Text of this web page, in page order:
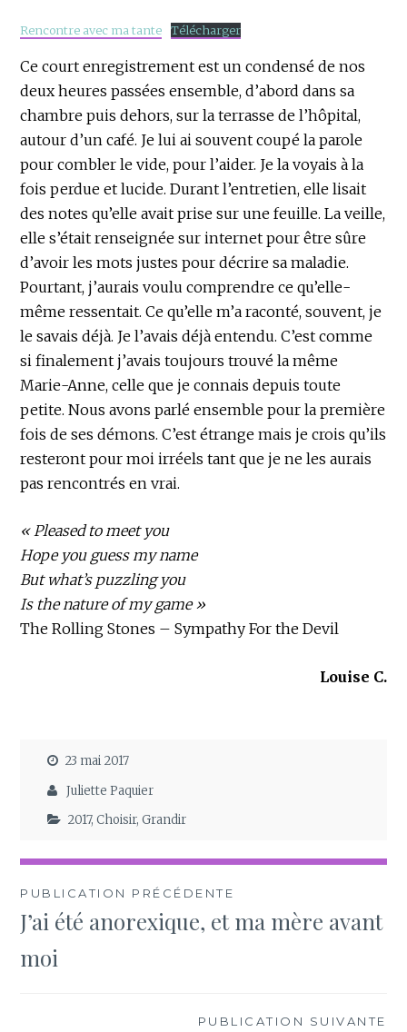
Rencontre avec ma tante Télécharger
Ce court enregistrement est un condensé de nos
deux heures passées ensemble, d’abord dans sa
chambre puis dehors, sur la terrasse de l’hôpital,
autour d’un café. Je lui ai souvent coupé la parole
pour combler le vide, pour l’aider. Je la voyais à la
fois perdue et lucide. Durant l’entretien, elle lisait
des notes qu’elle avait prise sur une feuille. La veille,
elle s’était renseignée sur internet pour être sûre
d’avoir les mots justes pour décrire sa maladie.
Pourtant, j’aurais voulu comprendre ce qu’elle-
même ressentait. Ce qu’elle m’a raconté, souvent, je
le savais déjà. Je l’avais déjà entendu. C’est comme
si finalement j’avais toujours trouvé la même
Marie-Anne, celle que je connais depuis toute
petite. Nous avons parlé ensemble pour la première
fois de ses démons. C’est étrange mais je crois qu’ils
resteront pour moi irréels tant que je ne les aurais
pas rencontrés en vrai.
« Pleased to meet you
Hope you guess my name
But what’s puzzling you
Is the nature of my game »
The Rolling Stones – Sympathy For the Devil
Louise C.
23 mai 2017
Juliette Paquier
2017,Choisir,Grandir
Navigation
de
l’article
PUBLICATION PRÉCÉDENTE
J’ai été anorexique, et ma mère avant
moi
PUBLICATION SUIVANTE